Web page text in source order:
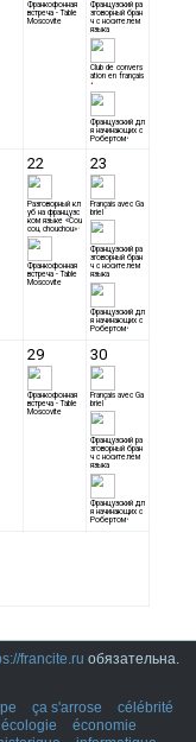
francite.ru обязательна.
ça s'arrose
célébrité
écologie
économie